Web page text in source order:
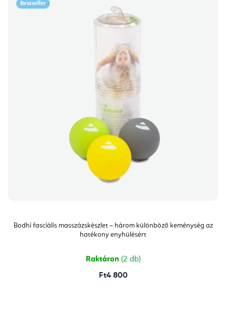
Bestseller
Bodhi fasciális masszázskészlet – három különböző keménység az
hatékony enyhülésért
Raktáron (2 db)
Ft4 800